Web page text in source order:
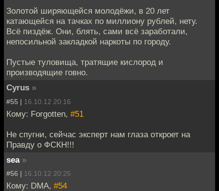
Золотой ширяющейся молодёжи, в 20 лет
катающейся на тачках по миллиону рублей, нету.
Всё пиздёж. Они, блять, сами всё заработали,
непосильной закладкой наркоты по городу.
Пустые туловища, тратящие кислород и
производящие говно.
Cyrus »
#55 | 16.10.12 20:16
Кому: Forgotten, #51
Не спугни, сейчас эксперт нам глаза откроет на
Правду о ФСКН!!!
sea »
#56 | 16.10.12 20:25
Кому: DMA, #54